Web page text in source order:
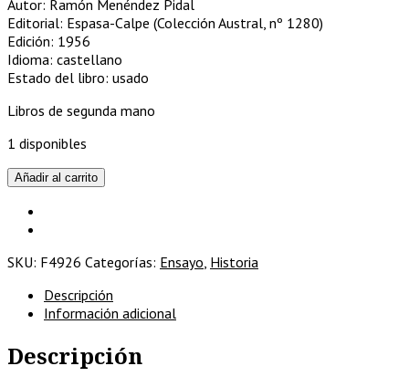
Autor: Ramón Menéndez Pidal
Editorial: Espasa-Calpe (Colección Austral, nº 1280)
Edición: 1956
Idioma: castellano
Estado del libro: usado
Libros de segunda mano
1 disponibles
España,
eslabón
entre
y
islam
cantidad
Añadir al carrito
SKU: F4926 Categorías: Ensayo Historia
Descripción
Información adicional
Descripción